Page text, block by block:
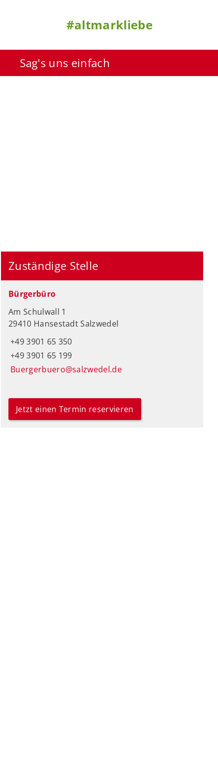
#altmarkliebe
Sag's uns einfach
Zuständige Stelle
Bürgerbüro
Am Schulwall 1
29410 Hansestadt Salzwedel
+49 3901 65 350
+49 3901 65 199
Buergerbuero@salzwedel.de
Jetzt einen Termin reservieren